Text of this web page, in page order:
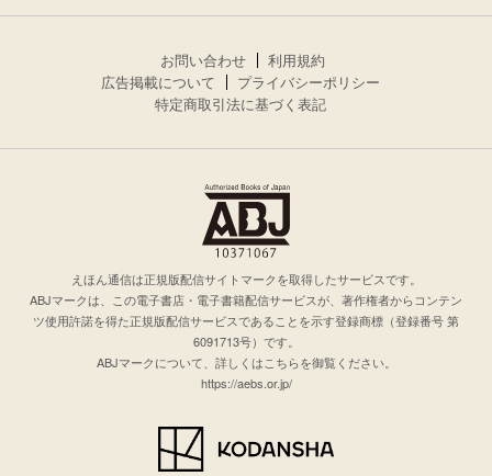
お問い合わせ
利用規約
広告掲載について
プライバシーポリシー
特定商取引法に基づく表記
えほん通信は正規版配信サイトマークを取得したサービスです。
ABJマークは、この電子書店・電子書籍配信サービスが、著作権者からコンテン
ツ使用許諾を得た正規版配信サービスであることを示す登録商標（登録番号 第
6091713号）です。
ABJマークについて、詳しくはこちらを御覧ください。
https://aebs.or.jp/